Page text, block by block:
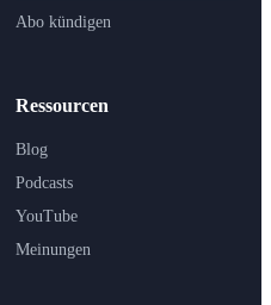
Ressourcen
Blog
Podcasts
YouTube
Meinungen
Abo kündigen